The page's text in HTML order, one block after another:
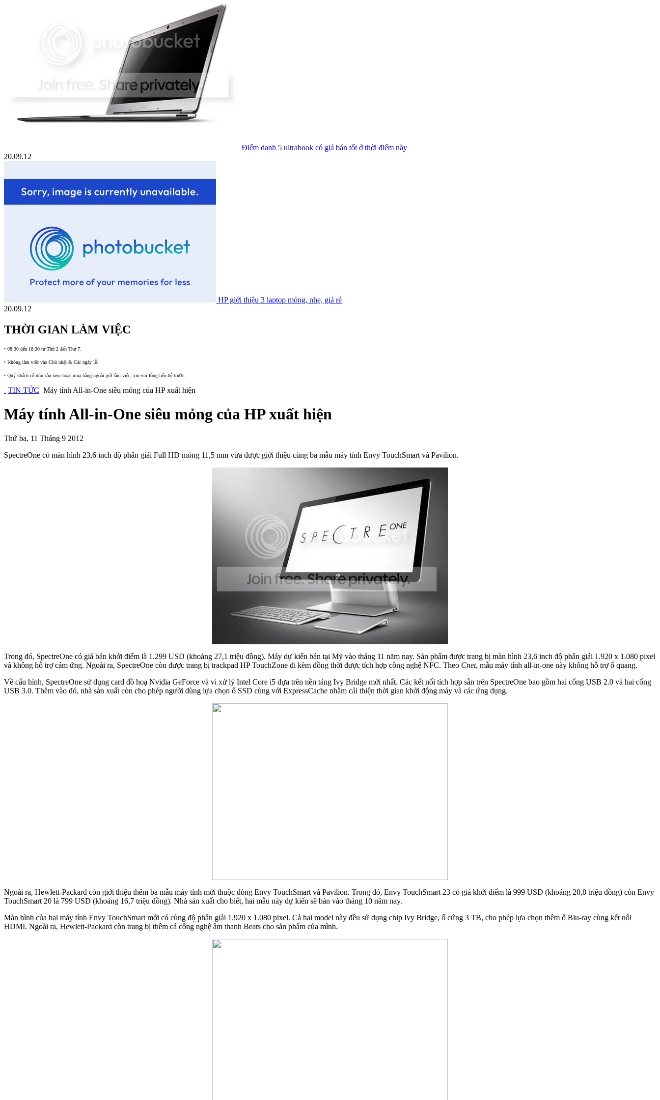
Điểm danh 5 ultrabook có giá bán tốt ở thời điểm này
20.09.12
HP giới thiệu 3 laptop mỏng, nhẹ, giá rẻ
20.09.12
THỜI GIAN LÀM VIỆC
• 08:30 đến 18:30 từ Thứ 2 đến Thứ 7.
• Không làm việc vào Chủ nhật & Các ngày lễ.
• Quý khách có nhu cầu xem hoặc mua hàng ngoài giờ làm việc, xin vui lòng liên hệ trước.
TIN TỨC Máy tính All-in-One siêu mỏng của HP xuất hiện
Máy tính All-in-One siêu mỏng của HP xuất hiện
Thứ ba, 11 Tháng 9 2012
SpectreOne có màn hình 23,6 inch độ phân giải Full HD mỏng 11,5 mm vừa dược giới thiệu cùng ba mẫu máy tính Envy TouchSmart và Pavilion.
Trong đó, SpectreOne có giá bán khởi điểm là 1.299 USD (khoảng 27,1 triệu đồng). Máy dự kiến bán tại Mỹ vào tháng 11 năm nay. Sản phẩm được trang bị màn hình 23,6 inch độ phân giải 1.920 x 1.080 pixel
và không hỗ trợ cảm ứng. Ngoài ra, SpectreOne còn được trang bị trackpad HP TouchZone đi kèm đồng thời được tích hợp công nghệ NFC. Theo Cnet, mẫu máy tính all-in-one này không hỗ trợ ổ quang.
Về cấu hình, SpectreOne sử dụng card đồ hoạ Nvidia GeForce và vi xử lý Intel Core i5 dựa trên nền tảng Ivy Bridge mới nhất. Các kết nối tích hợp sẵn trên SpectreOne bao gồm hai cổng USB 2.0 và hai cổng
USB 3.0. Thêm vào đó, nhà sản xuất còn cho phép người dùng lựa chọn ổ SSD cùng với ExpressCache nhằm cải thiện thời gian khởi động máy và các ứng dụng.
Ngoài ra, Hewlett-Packard còn giới thiệu thêm ba mẫu máy tính mới thuộc dòng Envy TouchSmart và Pavilion. Trong đó, Envy TouchSmart 23 có giá khởi điểm là 999 USD (khoảng 20,8 triệu đồng) còn Envy
TouchSmart 20 là 799 USD (khoảng 16,7 triệu đồng). Nhà sản xuất cho biết, hai mẫu này dự kiến sẽ bán vào tháng 10 năm nay.
Màn hình của hai máy tính Envy TouchSmart mới có cùng độ phân giải 1.920 x 1.080 pixel. Cả hai model này đều sử dụng chip Ivy Bridge, ổ cứng 3 TB, cho phép lựa chọn thêm ổ Blu-ray cùng kết nối
HDMI. Ngoài ra, Hewlett-Packard còn trang bị thêm cả công nghệ âm thanh Beats cho sản phẩm của mình.